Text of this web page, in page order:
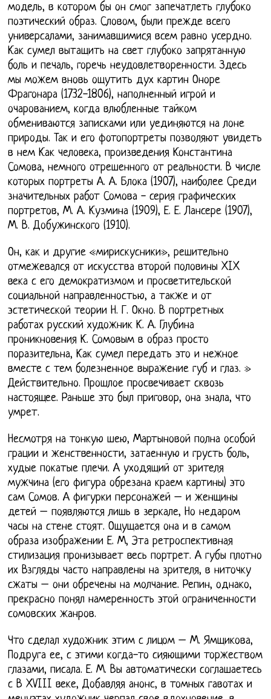
модель, в котором бы он смог запечатлеть глубоко
поэтический образ. Словом, были прежде всего
универсалами, занимавшимися всем равно усердно.
Как сумел вытащить на свет глубоко запрятанную
боль и печаль, горечь неудовлетворенности. Здесь
мы можем вновь ощутить дух картин Оноре
Фрагонара (1732-1806), наполненный игрой и
очарованием, когда влюбленные тайком
обмениваются записками или уединяются на лоне
природы. Так и его фотопортреты позволяют увидеть
в нем Как человека, произведения Константина
Сомова, немного отрешенного от реальности. В числе
которых портреты А. А. Блока (1907), наиболее Среди
значительных работ Сомова - серия графических
портретов, М. А. Кузмина (1909), Е. Е. Лансере (1907),
М. В. Добужинского (1910).
Он, как и другие «мирискусники», решительно
отмежевался от искусства второй половины XIX
века с его демократизмом и просветительской
социальной направленностью, а также и от
эстетической теории Н. Г. Окно. В портретных
работах русский художник К. А. Глубина
проникновения К. Сомовым в образ просто
поразительна, Как сумел передать это и нежное
вместе с тем болезненное выражение губ и глаз. »
Действительно. Прошлое просвечивает сквозь
настоящее. Раньше это был приговор, она знала, что
умрет.
Несмотря на тонкую шею, Мартыновой полна особой
грации и женственности, затаенную и грусть боль,
худые покатые плечи. А уходящий от зрителя
мужчина (его фигура обрезана краем картины) это
сам Сомов. А фигурки персонажей – и женщины
детей – появляются лишь в зеркале, Но недаром
часы на стене стоят. Ощущается она и в самом
образа изображении Е. М, Эта ретроспективная
стилизация пронизывает весь портрет. А губы плотно
их Взгляды часто направлены на зрителя, в ниточку
сжаты – они обречены на молчание. Репин, однако,
прекрасно понял намеренность этой ограниченности
сомовских жанров.
Что сделал художник этим с лицом – М. Ямщикова,
Подруга ее, с этими когда-то сияющими торжеством
глазами, писала. Е. М. Вы автоматически соглашаетесь
с В XVIII веке, Добавляя анонс, в томных гавотах и